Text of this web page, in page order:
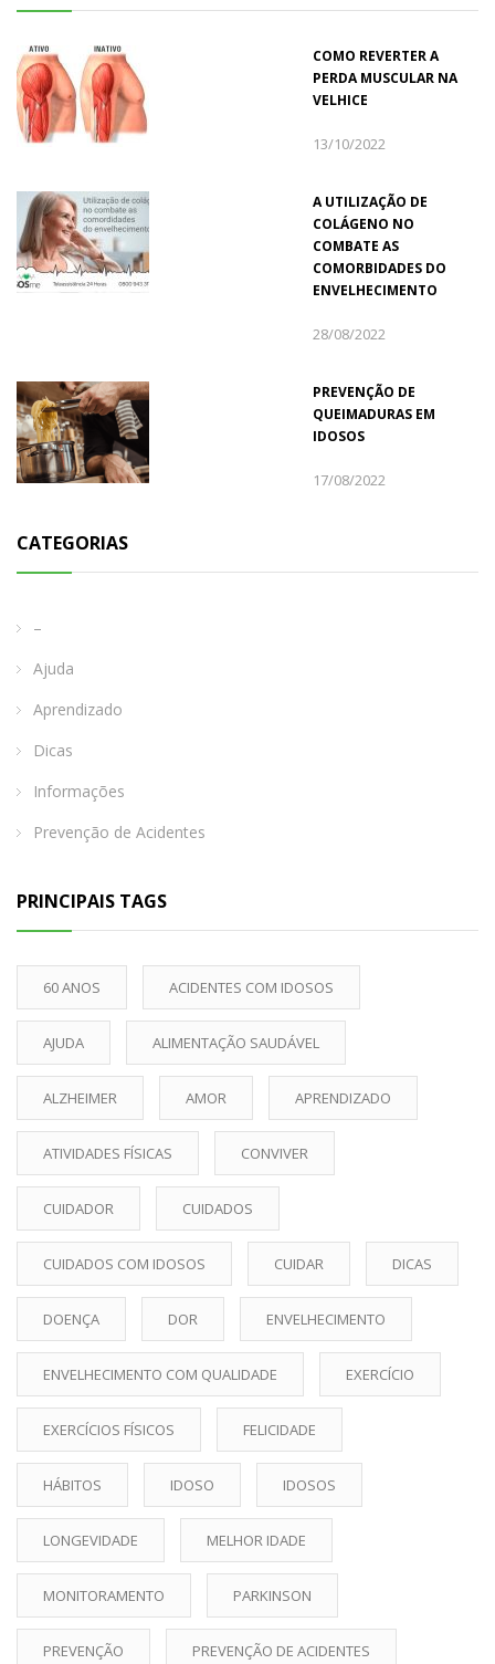
COMO REVERTER A
PERDA MUSCULAR NA
VELHICE
13/10/2022
A UTILIZAÇÃO DE
COLÁGENO NO
COMBATE AS
COMORBIDADES DO
ENVELHECIMENTO
28/08/2022
PREVENÇÃO DE
QUEIMADURAS EM
IDOSOS
17/08/2022
CATEGORIAS
–
Ajuda
Aprendizado
Dicas
Informações
Prevenção de Acidentes
PRINCIPAIS TAGS
60 ANOS ACIDENTES COM IDOSOS
AJUDA ALIMENTAÇÃO SAUDÁVEL
ALZHEIMER AMOR APRENDIZADO
ATIVIDADES FÍSICAS CONVIVER
CUIDADOR CUIDADOS
CUIDADOS COM IDOSOS CUIDAR DICAS
DOENÇA DOR ENVELHECIMENTO
ENVELHECIMENTO COM QUALIDADE EXERCÍCIO
EXERCÍCIOS FÍSICOS FELICIDADE
HÁBITOS IDOSO IDOSOS
LONGEVIDADE MELHOR IDADE
MONITORAMENTO PARKINSON
PREVENÇÃO PREVENÇÃO DE ACIDENTES